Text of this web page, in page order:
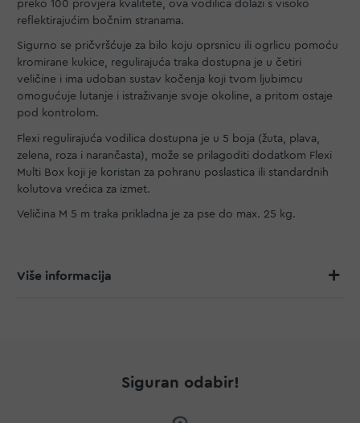
preko 100 provjera kvalitete, ova vodilica dolazi s visoko
reflektirajućim bočnim stranama.
Sigurno se pričvršćuje za bilo koju oprsnicu ili ogrlicu pomoću
kromirane kukice, regulirajuća traka dostupna je u četiri
veličine i ima udoban sustav kočenja koji tvom ljubimcu
omogućuje lutanje i istraživanje svoje okoline, a pritom ostaje
pod kontrolom.
Flexi regulirajuća vodilica dostupna je u 5 boja (žuta, plava,
zelena, roza i narančasta), može se prilagoditi dodatkom Flexi
Multi Box koji je koristan za pohranu poslastica ili standardnih
kolutova vrećica za izmet.
Veličina M 5 m traka prikladna je za pse do max. 25 kg.
Više informacija
Siguran odabir!